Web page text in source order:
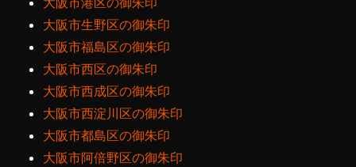
大阪市生野区の御朱印
大阪市福島区の御朱印
大阪市西区の御朱印
大阪市西成区の御朱印
大阪市西淀川区の御朱印
大阪市都島区の御朱印
大阪市阿倍野区の御朱印